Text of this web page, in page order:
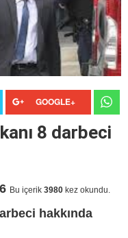
GOOGLE+
8 darbeci
Bu içerik 3980 kez okundu.
hakkında